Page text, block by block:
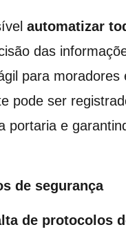
automatizar
das
para
pode ser
portaria e
de segurança
de protocolos